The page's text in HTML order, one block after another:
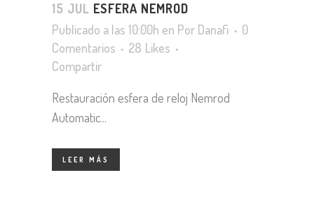
15 JUL ESFERA NEMROD
Publicado a las 10:00h en Por Danafi
0
Comentarios
28 Likes
Compartir
Restauración esfera de reloj Nemrod
Automatic...
LEER MÁS